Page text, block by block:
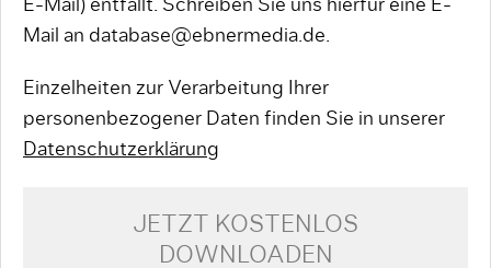
E-Mail) entfällt. Schreiben Sie uns hierfür eine E-
Mail an database@ebnermedia.de.
Einzelheiten zur Verarbeitung Ihrer
personenbezogener Daten finden Sie in unserer
Datenschutzerklärung
JETZT KOSTENLOS
DOWNLOADEN